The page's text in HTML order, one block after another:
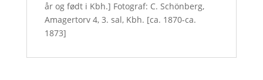
år og født i Kbh.] Fotograf: C. Schönberg,
Amagertorv 4, 3. sal, Kbh. [ca. 1870-ca.
1873]